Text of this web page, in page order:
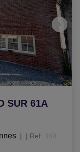
SUR 61A
| Ref: 369